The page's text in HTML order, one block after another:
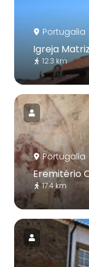
Portugalia
Igreja
12.3 km
Portugalia
Eremitério
17.4 km